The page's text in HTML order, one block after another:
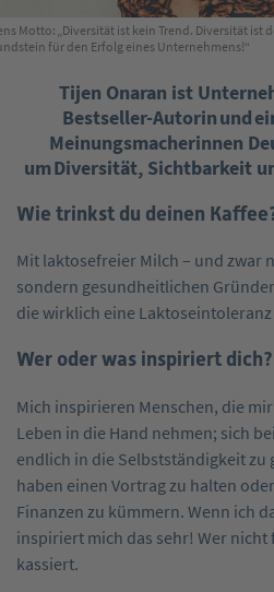
Motto: „Diversität ist kein Trend. Diversität ist
für den Erfolg eines Unternehmens!“
Tijen Onaran ist
Bestseller-Autorin und
Meinungsmacherinnen
um Diversität, Sichtbarkeit
Wie trinkst du deinen
Mit laktosefreier Milch – und zwar
sondern gesundheitlichen
die wirklich eine
Wer oder was inspiriert dich?
Mich inspirieren Menschen, die
Leben in die Hand nehmen; sich
endlich in die Selbstständigkeit zu
haben einen Vortrag zu halten
Finanzen zu kümmern. Wenn ich
inspiriert mich das sehr! Wer nicht
kassiert.